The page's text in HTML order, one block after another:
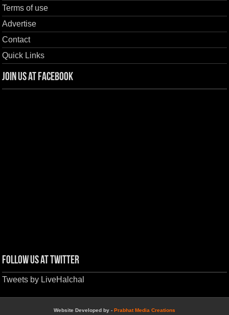
Terms of use
Advertise
Contact
Quick Links
Join us at Facebook
Follow us at Twitter
Tweets by LiveHalchal
Website Developed by - Prabhat Media Creations